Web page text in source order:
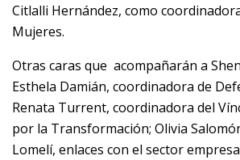
Citlalli Hernández, como
Mujeres.
Otras caras que acompañarán a
Esthela Damián, coordinadora de
Renata Turrent, coordinadora del
por la Transformación; Olivia
Lomelí, enlaces con el sector